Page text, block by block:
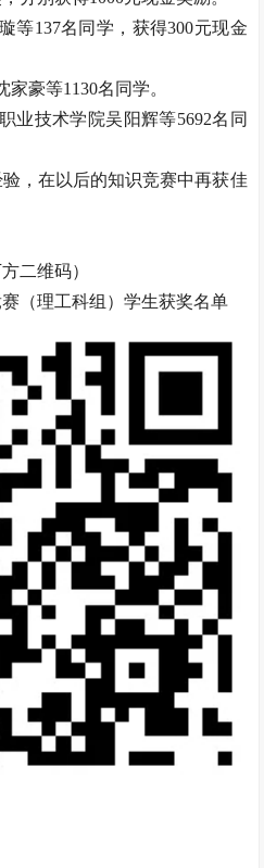
等137名同学，获得300元现金
豪等1130名同学。
业技术学院吴阳辉等5692名同
，在以后的知识竞赛中再获佳
二维码）
（理工科组）学生获奖名单